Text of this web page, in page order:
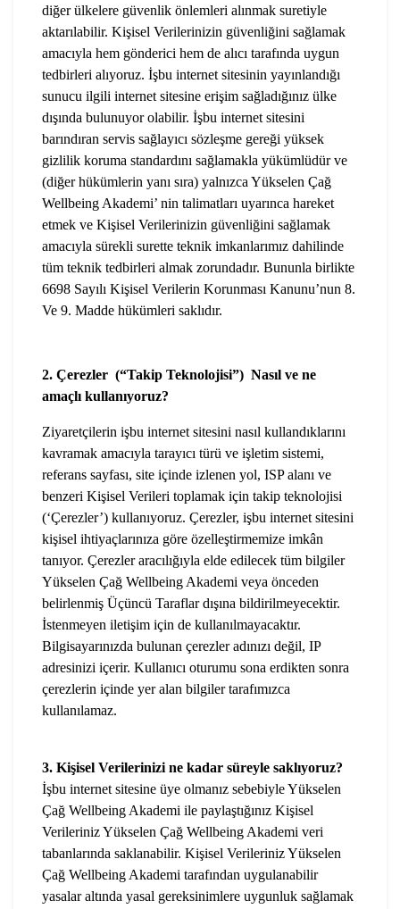
diğer ülkelere güvenlik önlemleri alınmak suretiyle
aktarılabilir. Kişisel Verilerinizin güvenliğini sağlamak
amacıyla hem gönderici hem de alıcı tarafında uygun
tedbirleri alıyoruz. İşbu internet sitesinin yayınlandığı
sunucu ilgili internet sitesine erişim sağladığınız ülke
dışında bulunuyor olabilir. İşbu internet sitesini
barındıran servis sağlayıcı sözleşme gereği yüksek
gizlilik koruma standardını sağlamakla yükümlüdür ve
(diğer hükümlerin yanı sıra) yalnızca Yükselen Çağ
Wellbeing Akademi’ nin talimatları uyarınca hareket
etmek ve Kişisel Verilerinizin güvenliğini sağlamak
amacıyla sürekli surette teknik imkanlarımız dahilinde
tüm teknik tedbirleri almak zorundadır. Bununla birlikte
6698 Sayılı Kişisel Verilerin Korunması Kanunu’nun 8.
Ve 9. Madde hükümleri saklıdır.
2. Çerezler (“Takip Teknolojisi”) Nasıl ve ne
amaçlı kullanıyoruz?
Ziyaretçilerin işbu internet sitesini nasıl kullandıklarını
kavramak amacıyla tarayıcı türü ve işletim sistemi,
referans sayfası, site içinde izlenen yol, ISP alanı ve
benzeri Kişisel Verileri toplamak için takip teknolojisi
(‘Çerezler’) kullanıyoruz. Çerezler, işbu internet sitesini
kişisel ihtiyaçlarınıza göre özelleştirmemize imkân
tanıyor. Çerezler aracılığıyla elde edilecek tüm bilgiler
Yükselen Çağ Wellbeing Akademi veya önceden
belirlenmiş Üçüncü Taraflar dışına bildirilmeyecektir.
İstenmeyen iletişim için de kullanılmayacaktır.
Bilgisayarınızda bulunan çerezler adınızı değil, IP
adresinizi içerir. Kullanıcı oturumu sona erdikten sonra
çerezlerin içinde yer alan bilgiler tarafımızca
kullanılamaz.
3. Kişisel Verilerinizi ne kadar süreyle saklıyoruz?
İşbu internet sitesine üye olmanız sebebiyle Yükselen
Çağ Wellbeing Akademi ile paylaştığınız Kişisel
Verileriniz Yükselen Çağ Wellbeing Akademi veri
tabanlarında saklanabilir. Kişisel Verileriniz Yükselen
Çağ Wellbeing Akademi tarafından uygulanabilir
yasalar altında yasal gereksinimlere uygunluk sağlamak